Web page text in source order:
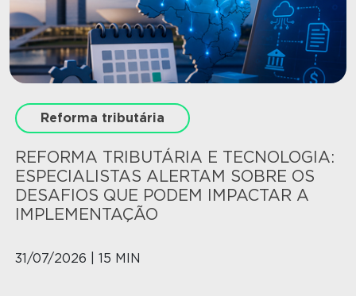
Reforma tributária
REFORMA TRIBUTÁRIA E TECNOLOGIA:
ESPECIALISTAS ALERTAM SOBRE OS
DESAFIOS QUE PODEM IMPACTAR A
IMPLEMENTAÇÃO
31/07/2026 | 15 MIN